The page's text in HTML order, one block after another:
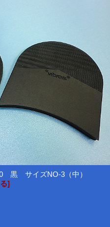
黒 サイズNO-3（中）
]